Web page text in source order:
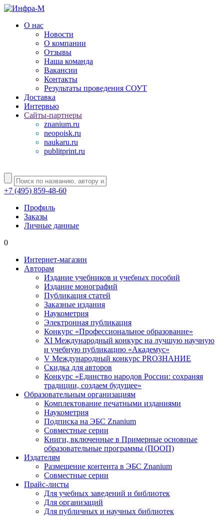
О нас
Новости
О компании
Отзывы
Наша команда
Вакансии
Контакты
Результаты проведения СОУТ
Доставка
Интервью
Сайты-партнеры
znanium.ru
neopoisk.ru
naukaru.ru
publitprint.ru
+7 (495) 859-48-60
Профиль
Заказы
Личные данные
0
Интернет-магазин
Авторам
Издание учебников и учебных пособий
Издание монографий
Публикация статей
Заказные издания
Наукометрия
Электронная публикация
Конкурс «Профессиональное образование»
XI Международный конкурс на лучшую научную
и учебную публикацию «Академус»
V Международный конкурс PROЗНАНИЕ
Скидка для авторов
Конкурс «Единство народов России: сохраняя
традиции, создаем будущее»
Образовательным организациям
Комплектование печатными изданиями
Наукометрия
Подписка на ЭБС Znanium
Совместные серии
Книги, включенные в Примерные основные
образовательные программы (ПООП)
Издателям
Размещение контента в ЭБС Znanium
Совместные серии
Прайс-листы
Для учебных заведений и библиотек
Для организаций
Для публичных и научных библиотек